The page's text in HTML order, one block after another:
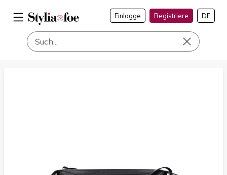
Einlogge Registriere DE